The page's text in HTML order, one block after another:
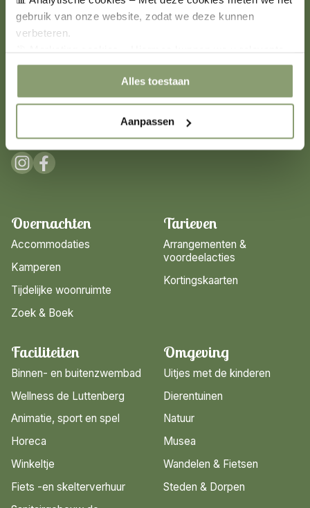
gebruik van onze website, zodat we deze kunnen
verbeteren.
aanbiedingen en advertenties laten zien.
Alles toestaan
Aanpassen
De Luttenberg
8105 SZ Luttenberg
Overnachten
Accommodaties
Kamperen
Tijdelijke woonruimte
Zoek & Boek
Tarieven
Arrangementen &
voordeelacties
Kortingskaarten
Faciliteiten
Binnen- en buitenzwembad
Wellness de Luttenberg
Animatie, sport en spel
Horeca
Winkeltje
Fiets -en skelterverhuur
Omgeving
Uitjes met de kinderen
Dierentuinen
Natuur
Musea
Wandelen & Fietsen
Steden & Dorpen